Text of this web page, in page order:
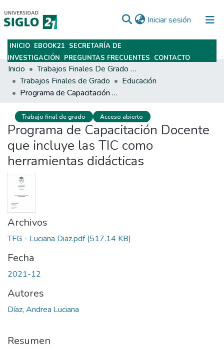
Iniciar sesión (current)
Subir
INICIO EBOOK21 SECRETARÍA DE
INVESTIGACIÓN PREGUNTAS FRECUENTES CONTACTO
Inicio
Trabajos Finales De Grado Y Posgrado
Trabajos Finales de Grado
Educación
Programa de Capacitación Docente que incluye las TIC como herramientas didácticas
Trabajo final de grado Acceso abierto
Programa de Capacitación Docente
que incluye las TIC como
herramientas didácticas
Archivos
TFG - Luciana Diaz.pdf(517.14 KB)
Fecha
2021-12
Autores
Díaz, Andrea Luciana
Resumen